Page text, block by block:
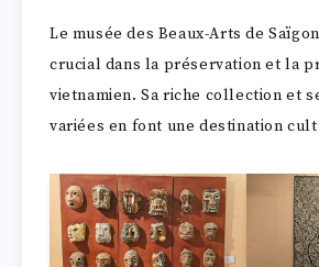
Le musée des Beaux-Arts de
crucial dans la préservation et la
vietnamien. Sa riche collection et
variées en font une destination